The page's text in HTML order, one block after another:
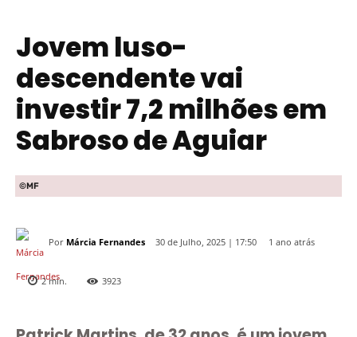
Jovem luso-
descendente vai
investir 7,2 milhões em
Sabroso de Aguiar
©MF
Por Márcia Fernandes 30 de Julho, 2025 | 17:50 1 ano atrás
2min. 3923